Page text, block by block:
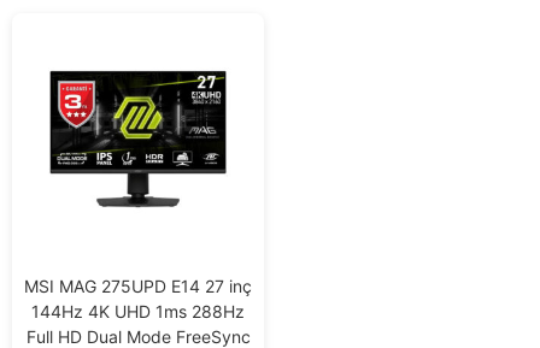
MSI MAG 275UPD E14 27 inç
144Hz 4K UHD 1ms 288Hz
Full HD Dual Mode FreeSync